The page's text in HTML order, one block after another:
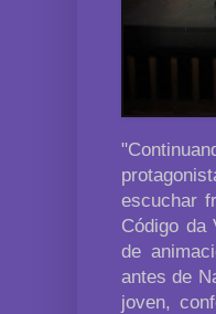
escuchar
Código da
de
antes de
joven,